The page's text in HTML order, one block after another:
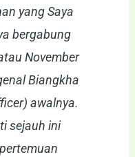
yang Saya
bergabung
November
Biangkha
awalnya.
sejauh ini